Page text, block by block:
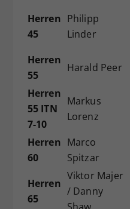
Herren
45
Philipp
Linder
Herren
55
Harald Peer
Herren
55 ITN
7-10
Markus
Lorenz
Herren
60
Marco
Spitzar
Herren
65
Viktor Majer
/ Danny